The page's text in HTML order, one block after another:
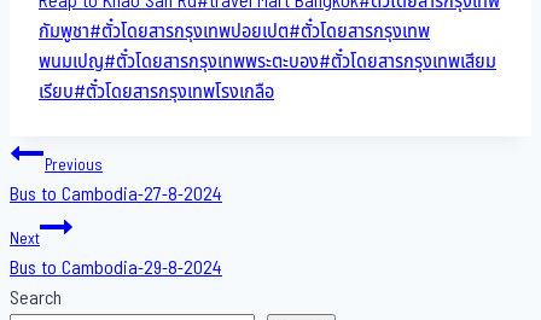
กัมพูชา#ตั๋วโดยสารกรุงเทพปอยเปต#ตั๋วโดยสารกรุงเทพ
พนมเปญ#ตั๋วโดยสารกรุงเทพพระตะบอง#ตั๋วโดยสารกรุงเทพเสียม
เรียบ#ตั๋วโดยสารกรุงเทพโรงเกลือ
Post
navigation
Previous
Bus to Cambodia-27-8-2024
Next
Bus to Cambodia-29-8-2024
Search